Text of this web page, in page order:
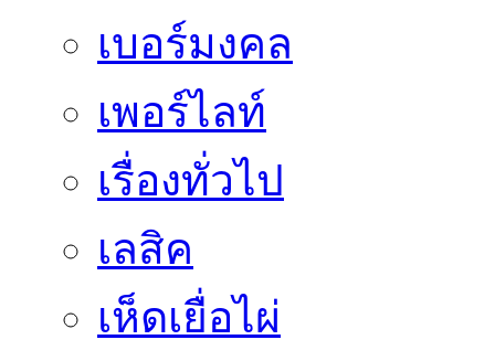
เบอร์มงคล
เพอร์ไลท์
เรื่องทั่วไป
เลสิค
เห็ดเยื่อไผ่